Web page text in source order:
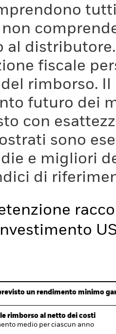
non
al
fiscale
rimborso.
futuro dei
con
sono
e migliori
di
un rendimento minimo
rimborso al netto dei costi
medio per ciascun anno